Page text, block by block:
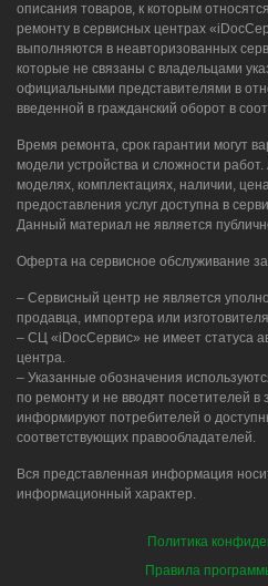
описания товаров, к которым
ремонту в сервисных центрах
выполняются в неавторизованных
которые не связаны с владельцами
официальными представителями в
введенной в гражданский оборот в
Время ремонта, срок гарантии могут
модели устройства и сложности
моделях, комплектациях, наличии,
предоставления услуг доступна в
Данный материал не является
Оферта на сервисное обслуживание
– Сервисный центр не является
продавца, импортера или
– СЦ «iDocСервис» не имеет статуса
центра.
– Указанные обозначения
по ремонту и не вводят посетителей
информируют потребителей о
соответствующих правообладателей.
Вся представленная информация
информационный характер.
Политика
Правила